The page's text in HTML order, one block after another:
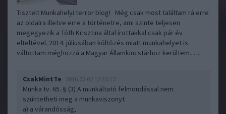
Tisztelt Munkahelyi terror blog! Még csak most találtam rá erre
az oldalra illetve erre a történetre, ami szinte teljesen
megegyezik a Tóth Krisztina által írottakkal csak pár év
elteltével. 2014. júliusában költözés miatt munkahelyet is
váltottam méghozzá a Magyar Államkincstárhoz kerültem.…..
CsakMintTe 2016.02.02 12:35:12
Munka tv. 65. § (3) A munkáltató felmondással nem
szüntetheti meg a munkaviszonyt
a) a várandósság,